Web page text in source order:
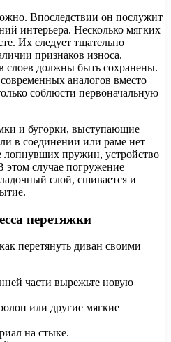
Впоследствии он послужит
интерьера. Несколько мягких
Их следует тщательно
признаков износа.
слоев должны быть сохранены.
аналогов вместо
соблюсти первоначальную
и бугорки, выступающие
в соединении или раме нет
лопнувших пружин, устройство
этом случае погружение
слой, сшивается и
перетяжки
перетянуть диван своими
части вырежьте новую
или другие мягкие
на стыке.